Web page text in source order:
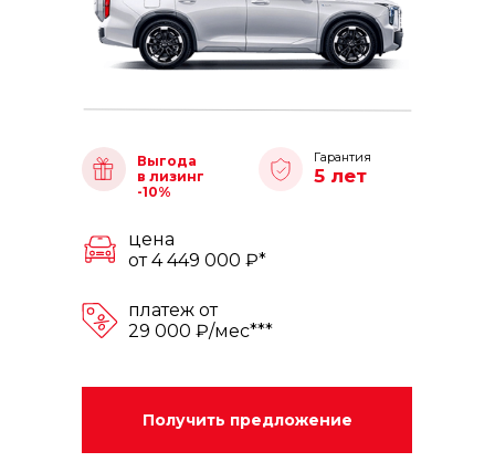
Получить предложение
Гарантия
5 лет
Выгода
в лизинг
-10%
цена
от 4 449 000 ₽*
платеж от
29 000 ₽/мес***